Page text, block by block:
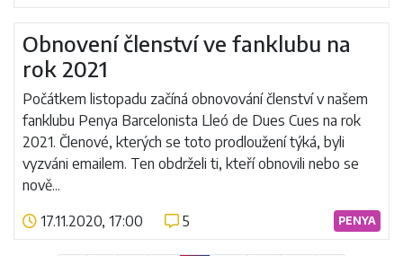
Číst více
Obnovení členství ve fanklubu na
rok 2021
Počátkem listopadu začíná obnovování členství v našem
fanklubu Penya Barcelonista Lleó de Dues Cues na rok
2021. Členové, kterých se toto prodloužení týká, byli
vyzváni emailem. Ten obdrželi ti, kteří obnovili nebo se
nově...
17.11.2020, 17:00
5 PENYA
Číst více